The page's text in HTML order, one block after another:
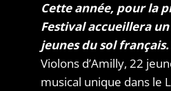
Cette année, pour la
Festival accueillera
jeunes du sol français.
Violons d’Amilly, 22
musical unique dans le